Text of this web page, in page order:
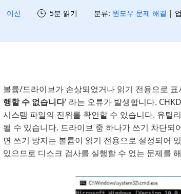
이신 5분 읽기 분류: 윈도우 문제 해결 |
볼륨/드라이브가 손상되었거나 읽기 전용으로 표
행할 수 없습니다' 라는 오류가 발생합니다.
시스템 파일의 진위를 확인할 수 있습니다. 유틸
될 수 있습니다. 드라이브 중 하나가 쓰기 차단
면 쓰기 방지는 볼륨이 읽기 전용으로 설정되어
있으므로 디스크 검사를 실행할 수 없는 문제를